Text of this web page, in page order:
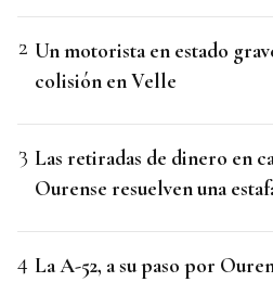
Un motorista en estado
colisión en Velle
Las retiradas de dinero en
Ourense resuelven una
La A-52, a su paso por